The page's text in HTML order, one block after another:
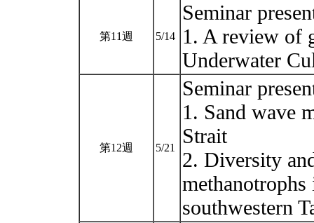
第11週 5/14
Seminar
1. A review of
Underwater
第12週 5/21
Seminar
1. Sand wave
Strait
2. Diversity
southwestern